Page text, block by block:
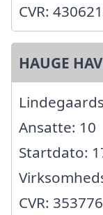
CVR:
HAUGE
Ansatte: 10
Startdato:
CVR: